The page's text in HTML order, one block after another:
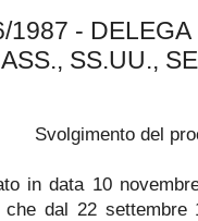
1987 -
SS.UU.,
Svolgimento del
in data 10
che dal 22